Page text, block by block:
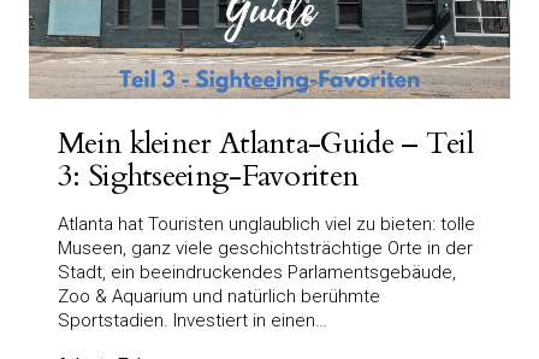
Mein kleiner Atlanta-Guide – Teil
3: Sightseeing-Favoriten
Atlanta hat Touristen unglaublich viel zu bieten: tolle
Museen, ganz viele geschichtsträchtige Orte in der
Stadt, ein beeindruckendes Parlamentsgebäude,
Zoo & Aquarium und natürlich berühmte
Sportstadien. Investiert in einen…